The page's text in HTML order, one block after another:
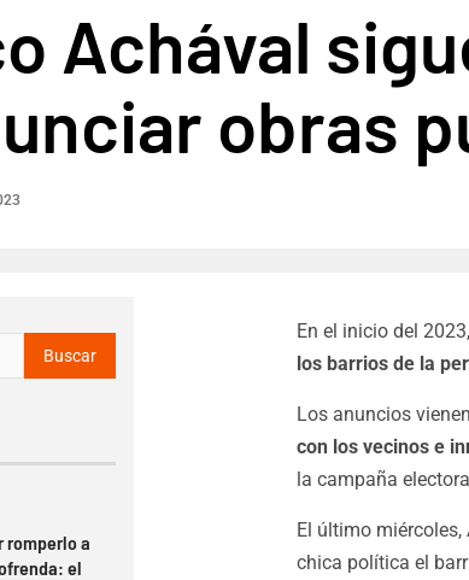
Achával
obras
En el inicio del 2023,
los barrios de la
Los anuncios
con los vecinos e
la campaña
El último
chica política el
romperlo a
el